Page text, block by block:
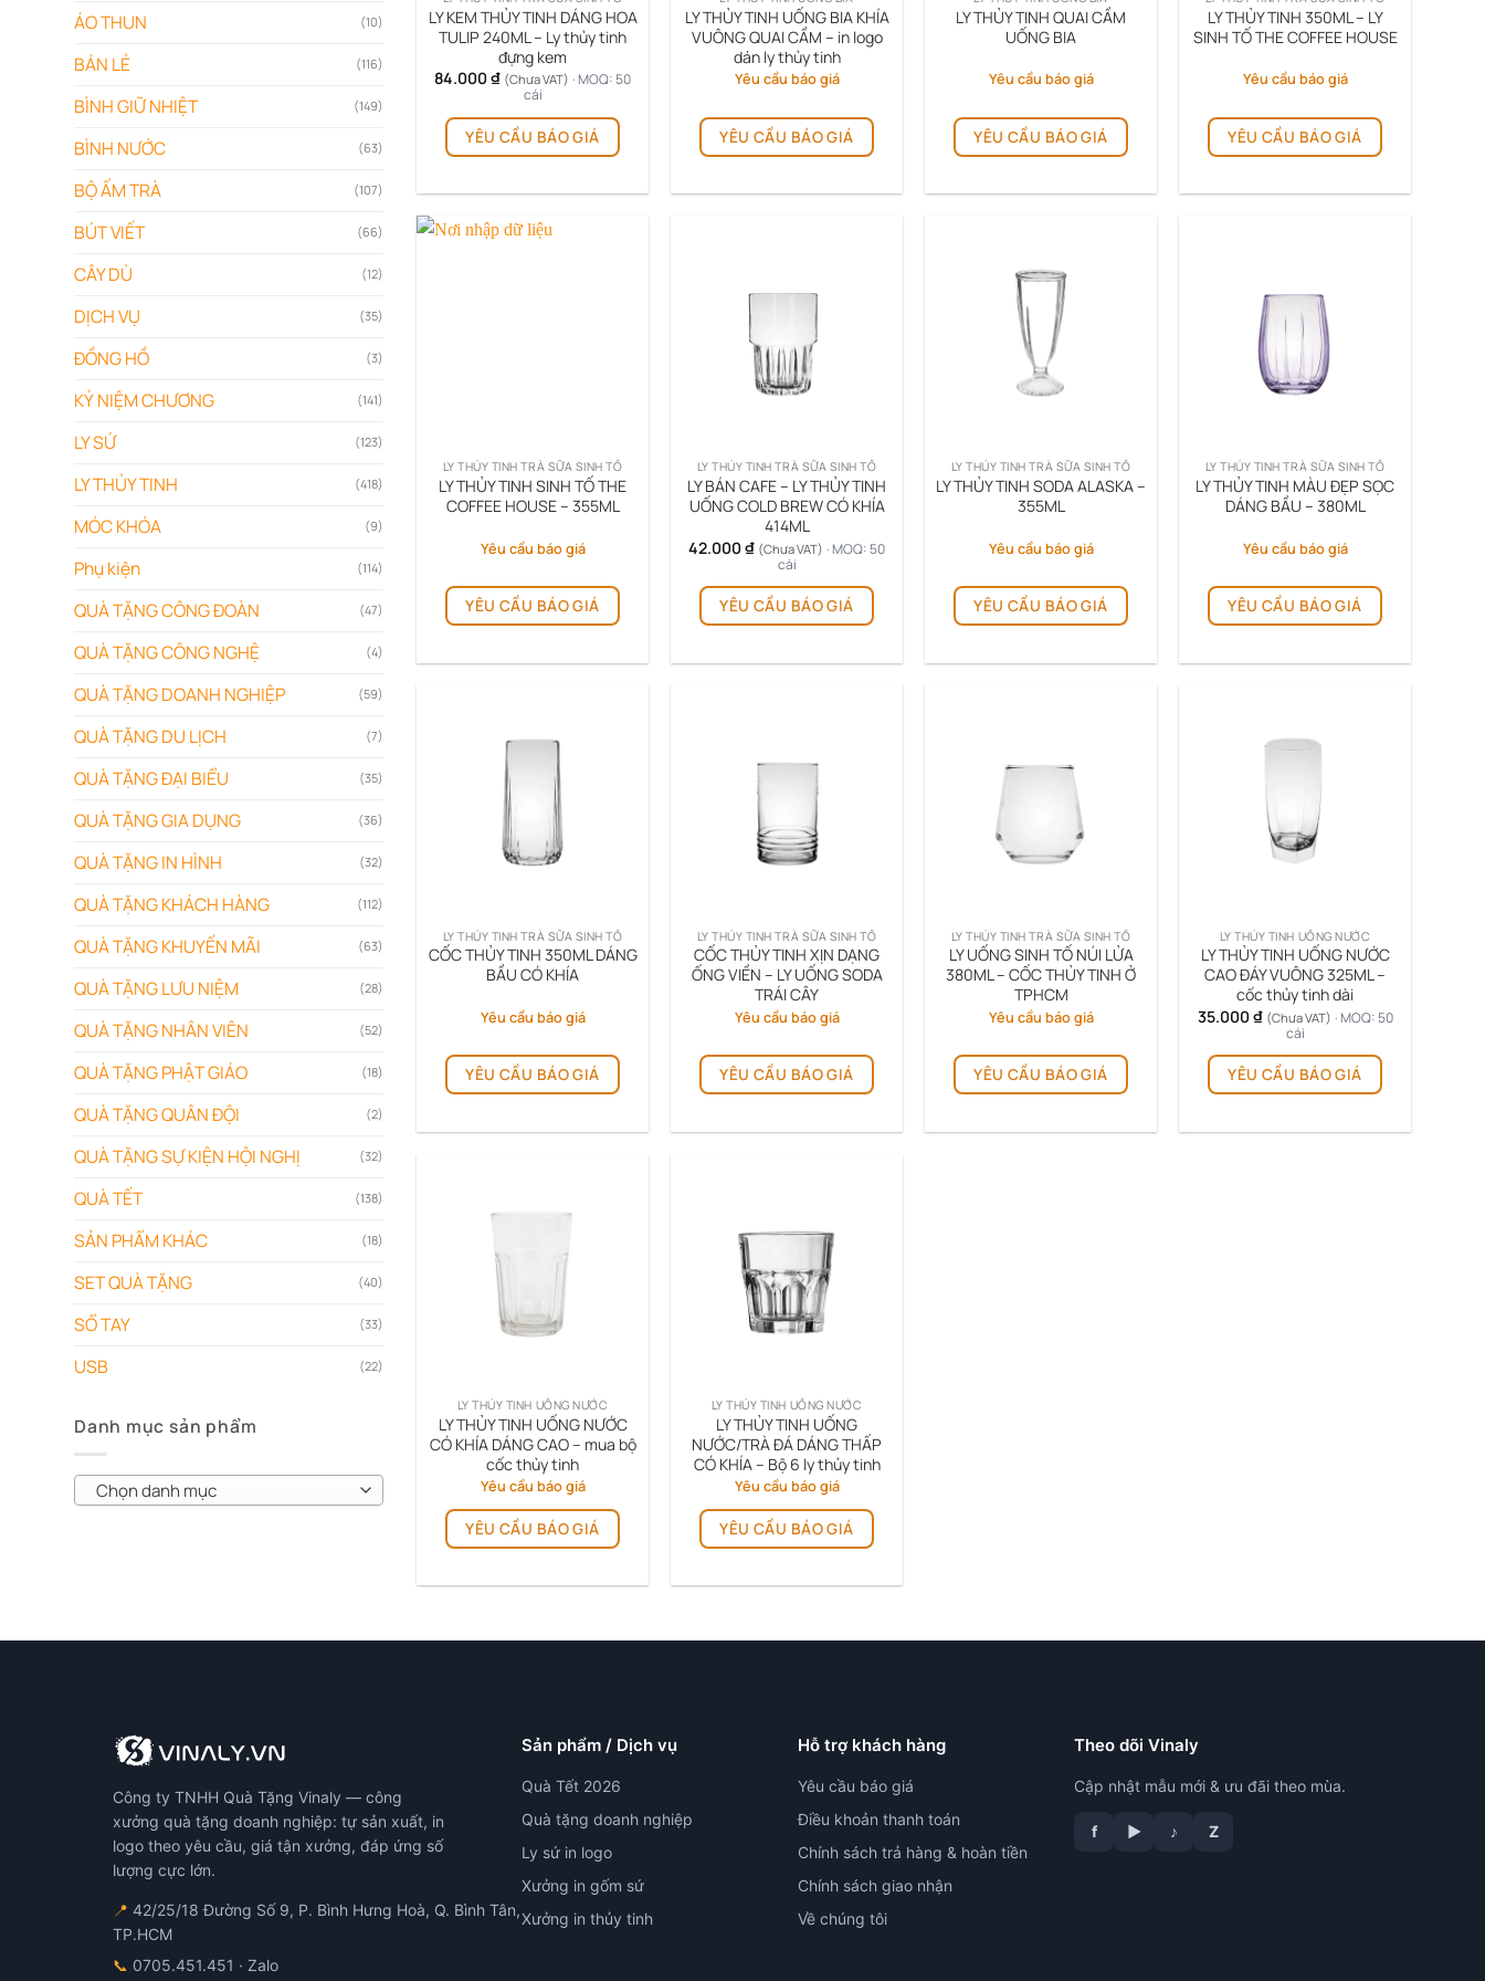
ÁO THUN (10)
BÁN LẺ (116)
BÌNH GIỮ NHIỆT (149)
BÌNH NƯỚC (63)
BỘ ẤM TRÀ (107)
BÚT VIẾT (66)
CÂY DÙ (12)
DỊCH VỤ (35)
ĐỒNG HỒ (3)
KỶ NIỆM CHƯƠNG (141)
LY SỨ (123)
LY THỦY TINH (418)
MÓC KHÓA (9)
Phụ kiện (114)
QUÀ TẶNG CÔNG ĐOÀN (47)
QUÀ TẶNG CÔNG NGHỆ (4)
QUÀ TẶNG DOANH NGHIỆP (59)
QUÀ TẶNG DU LỊCH (7)
QUÀ TẶNG ĐẠI BIỂU (35)
QUÀ TẶNG GIA DỤNG (36)
QUÀ TẶNG IN HÌNH (32)
QUÀ TẶNG KHÁCH HÀNG (112)
QUÀ TẶNG KHUYẾN MÃI (63)
QUÀ TẶNG LƯU NIỆM (28)
QUÀ TẶNG NHÂN VIÊN (52)
QUÀ TẶNG PHẬT GIÁO (18)
QUÀ TẶNG QUÂN ĐỘI (2)
QUÀ TẶNG SỰ KIỆN HỘI NGHỊ (32)
QUÀ TẾT (138)
SẢN PHẨM KHÁC (18)
SET QUÀ TẶNG (40)
SỔ TAY (33)
USB (22)
Danh mục sản phẩm
Chọn danh mục
LY KEM THỦY TINH DÁNG HOA
TULIP 240ML – Ly thủy tinh
đựng kem
84.000 ₫ (Chưa VAT) · MOQ: 50
cái
YÊU CẦU BÁO GIÁ
LY THỦY TINH UỐNG BIA KHÍA
VUÔNG QUAI CẦM – in logo
dán ly thủy tinh
Yêu cầu báo giá
YÊU CẦU BÁO GIÁ
LY THỦY TINH QUAI CẦM
UỐNG BIA
Yêu cầu báo giá
YÊU CẦU BÁO GIÁ
LY THỦY TINH 350ML – LY
SINH TỐ THE COFFEE HOUSE
Yêu cầu báo giá
YÊU CẦU BÁO GIÁ
LY THỦY TINH TRÀ SỮA SINH TỐ
LY THỦY TINH SINH TỐ THE
COFFEE HOUSE – 355ML
Yêu cầu báo giá
YÊU CẦU BÁO GIÁ
LY THỦY TINH TRÀ SỮA SINH TỐ
LY BÁN CAFE – LY THỦY TINH
UỐNG COLD BREW CÓ KHÍA
414ML
42.000 ₫ (Chưa VAT) · MOQ: 50
cái
YÊU CẦU BÁO GIÁ
LY THỦY TINH TRÀ SỮA SINH TỐ
LY THỦY TINH SODA ALASKA –
355ML
Yêu cầu báo giá
YÊU CẦU BÁO GIÁ
LY THỦY TINH TRÀ SỮA SINH TỐ
LY THỦY TINH MÀU ĐẸP SỌC
DÁNG BẦU – 380ML
Yêu cầu báo giá
YÊU CẦU BÁO GIÁ
LY THỦY TINH TRÀ SỮA SINH TỐ
CỐC THỦY TINH 350ML DÁNG
BẦU CÓ KHÍA
Yêu cầu báo giá
YÊU CẦU BÁO GIÁ
LY THỦY TINH TRÀ SỮA SINH TỐ
CỐC THỦY TINH XỊN DẠNG
ỐNG VIỀN – LY UỐNG SODA
TRÁI CÂY
Yêu cầu báo giá
YÊU CẦU BÁO GIÁ
LY THỦY TINH TRÀ SỮA SINH TỐ
LY UỐNG SINH TỐ NÚI LỬA
380ML – CỐC THỦY TINH Ở
TPHCM
Yêu cầu báo giá
YÊU CẦU BÁO GIÁ
LY THỦY TINH UỐNG NƯỚC
LY THỦY TINH UỐNG NƯỚC
CAO ĐÁY VUÔNG 325ML –
cốc thủy tinh dài
35.000 ₫ (Chưa VAT) · MOQ: 50
cái
YÊU CẦU BÁO GIÁ
LY THỦY TINH UỐNG NƯỚC
LY THỦY TINH UỐNG NƯỚC
CÓ KHÍA DÁNG CAO – mua bộ
cốc thủy tinh
Yêu cầu báo giá
YÊU CẦU BÁO GIÁ
LY THỦY TINH UỐNG NƯỚC
LY THỦY TINH UỐNG
NƯỚC/TRÀ ĐÁ DÁNG THẤP
CÓ KHÍA – Bộ 6 ly thủy tinh
Yêu cầu báo giá
YÊU CẦU BÁO GIÁ
Công ty TNHH Quà Tặng Vinaly — công
xưởng quà tặng doanh nghiệp: tự sản xuất, in
logo theo yêu cầu, giá tận xưởng, đáp ứng số
lượng cực lớn.
📍 42/25/18 Đường Số 9, P. Bình Hưng Hoà, Q. Bình Tân,
TP.HCM
📞 0705.451.451 · Zalo
Sản phẩm / Dịch vụ
Quà Tết 2026
Quà tặng doanh nghiệp
Ly sứ in logo
Xưởng in gốm sứ
Xưởng in thủy tinh
Hỗ trợ khách hàng
Yêu cầu báo giá
Điều khoản thanh toán
Chính sách trả hàng & hoàn tiền
Chính sách giao nhận
Về chúng tôi
Theo dõi Vinaly
Cập nhật mẫu mới & ưu đãi theo mùa.
f ▶ ♪ Z